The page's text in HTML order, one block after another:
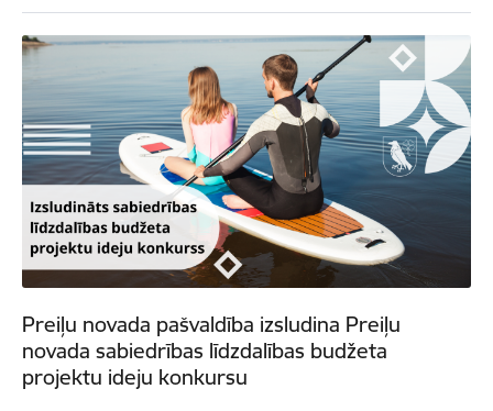
Preiļu novada pašvaldība izsludina Preiļu
novada sabiedrības līdzdalības budžeta
projektu ideju konkursu